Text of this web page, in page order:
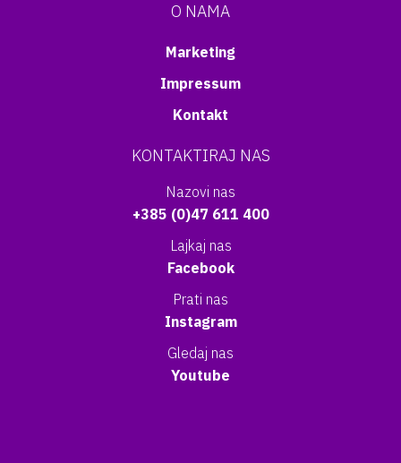
O NAMA
Marketing
Impressum
Kontakt
KONTAKTIRAJ NAS
Nazovi nas
+385 (0)47 611 400
Lajkaj nas
Facebook
Prati nas
Instagram
Gledaj nas
Youtube